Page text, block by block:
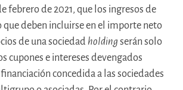
febrero de 2021, que los ingresos de
que deben incluirse en el importe neto
de una sociedad holding serán solo
cupones e intereses devengados
concedida a las sociedades